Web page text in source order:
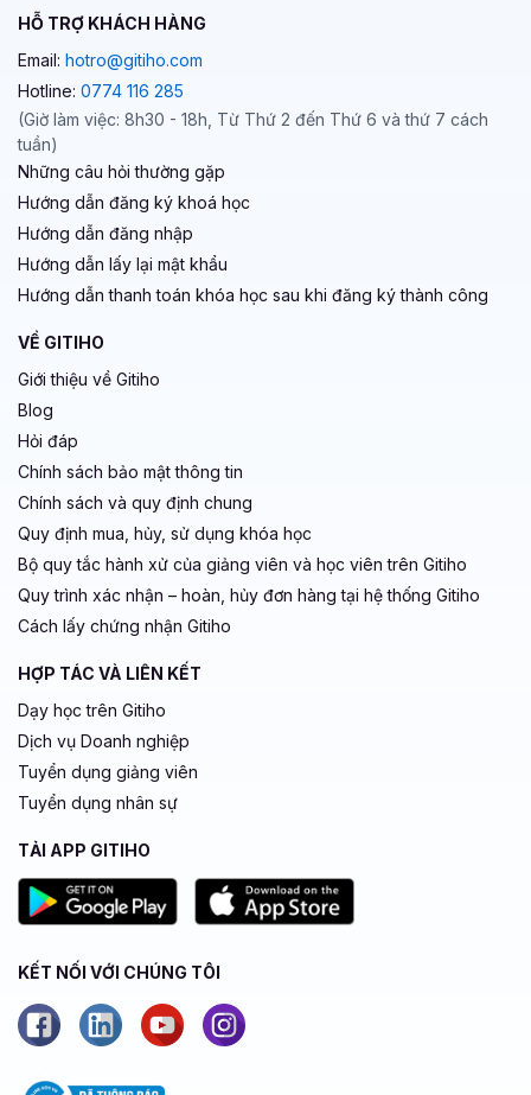
HỖ TRỢ KHÁCH HÀNG
Email: hotro@gitiho.com
Hotline: 0774 116 285
(Giờ làm việc: 8h30 - 18h, Từ Thứ 2 đến Thứ 6 và thứ 7 cách
tuần)
Những câu hỏi thường gặp
Hướng dẫn đăng ký khoá học
Hướng dẫn đăng nhập
Hướng dẫn lấy lại mật khẩu
Hướng dẫn thanh toán khóa học sau khi đăng ký thành công
VỀ GITIHO
Giới thiệu về Gitiho
Blog
Hỏi đáp
Chính sách bảo mật thông tin
Chính sách và quy định chung
Quy định mua, hủy, sử dụng khóa học
Bộ quy tắc hành xử của giảng viên và học viên trên Gitiho
Quy trình xác nhận – hoàn, hủy đơn hàng tại hệ thống Gitiho
Cách lấy chứng nhận Gitiho
HỢP TÁC VÀ LIÊN KẾT
Dạy học trên Gitiho
Dịch vụ Doanh nghiệp
Tuyển dụng giảng viên
Tuyển dụng nhân sự
TẢI APP GITIHO
KẾT NỐI VỚI CHÚNG TÔI